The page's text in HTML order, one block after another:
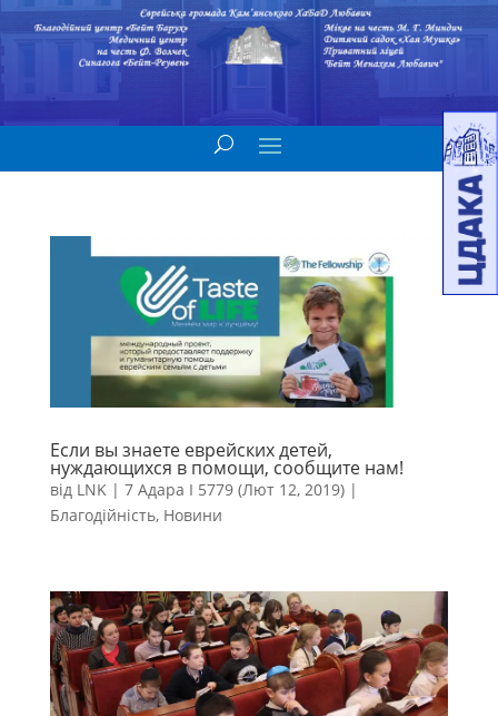
Если вы знаете еврейских детей,
нуждающихся в помощи, сообщите нам!
від LNK| 7 Адара I 5779 (Лют 12, 2019)|
Благодійність, Новини